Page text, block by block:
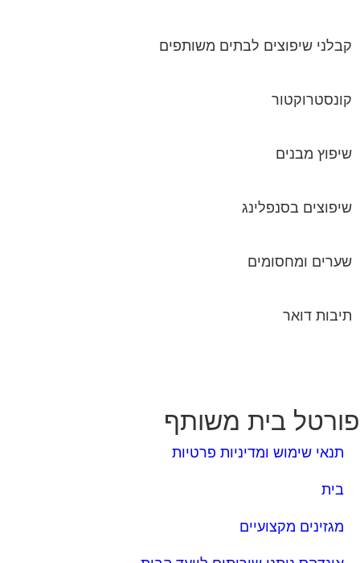
קבלני שיפוצים לבתים משותפים
קונסטרוקטור
שיפוץ מבנים
שיפוצים בסנפלינג
שערים ומחסומים
תיבות דואר
בית משותף
תנאי שימוש ומדיניות פרטיות
בית
מגזינים מקצועיים